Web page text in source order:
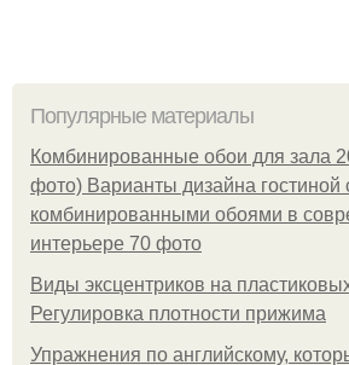
Популярные материалы
Комбинированные обои для зала
фото) Варианты дизайна гостиной
комбинированными обоями в
интерьере 70 фото
Виды эксцентриков на
Регулировка плотности прижима
Упражнения по английскому,